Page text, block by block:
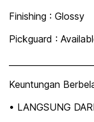
Finishing : Glossy
Pickguard :
Keuntungan
• LANGSUNG